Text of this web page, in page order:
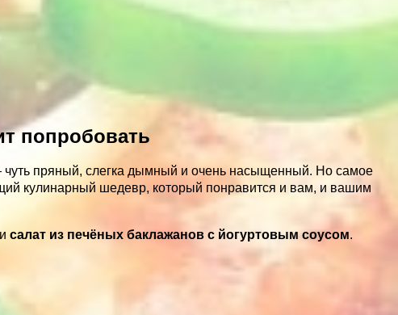
попробовать
пряный, слегка дымный и очень насыщенный. Но самое
кулинарный шедевр, который понравится и вам, и вашим
и салат из печёных баклажанов с йогуртовым соусом.